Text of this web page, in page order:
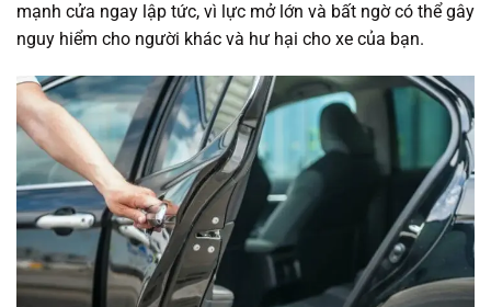
mạnh cửa ngay lập tức, vì lực mở lớn và bất ngờ có thể gây
nguy hiểm cho người khác và hư hại cho xe của bạn.